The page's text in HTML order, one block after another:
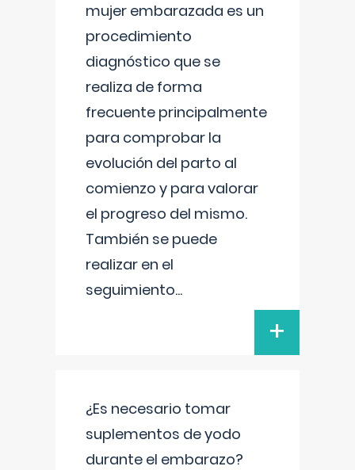
mujer embarazada es un
procedimiento
diagnóstico que se
realiza de forma
frecuente principalmente
para comprobar la
evolución del parto al
comienzo y para valorar
el progreso del mismo.
También se puede
realizar en el
seguimiento...
+
¿Es necesario tomar
suplementos de yodo
durante el embarazo?